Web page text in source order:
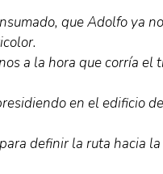
que Adolfo ya
a la hora que corría el
en el edificio
definir la ruta hacia